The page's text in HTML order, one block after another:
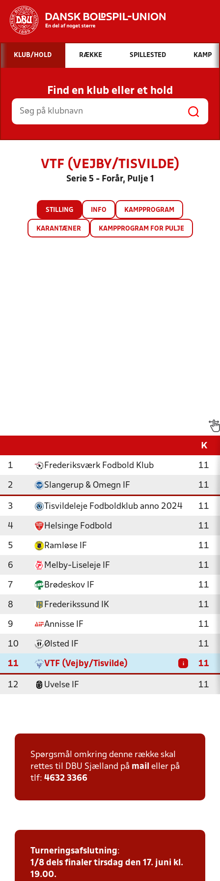
Hvad vil du søge efter?
INDHOLD OG NYHEDER
STILLINGER, RESULTATER, KLUBBER OG
HOLD
KLUB/HOLD RÆKKE SPILLESTED KAMP
Find en klub eller et hold
VTF (VEJBY/TISVILDE)
Serie 5 - Forår, Pulje 1
STILLING INFO KAMPPROGRAM
KARANTÆNER KAMPPROGRAM FOR PULJE
K
1 Frederiksværk Fodbold Klub 11
2 Slangerup & Omegn IF 11
3 Tisvildeleje Fodboldklub anno 2024 11
4 Helsinge Fodbold 11
5 Ramløse IF 11
6 Melby-Liseleje IF 11
7 Brødeskov IF 11
8 Frederikssund IK 11
9 Annisse IF 11
10 Ølsted IF 11
11 VTF (Vejby/Tisvilde) i 11
12 Uvelse IF 11
Spørgsmål omkring denne række skal
rettes til DBU Sjælland på mail eller på
tlf: 4632 3366
Turneringsafslutning:
1/8 dels finaler tirsdag den 17. juni kl.
19.00.